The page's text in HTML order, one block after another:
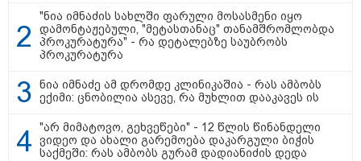
"ნია იმნაძის სახლში ფარული მოსასმენი იყო
დამონტაჟებული, "მეტასთანაც" თანამშრომლობდა
პროკურატურა" - რა დეტალებზე საუბრობს
პროკურატურა
ნია იმნაძე ამ დრომდე კლინიკაშია - რას ამბობს
ექიმი: ცნობილია ასევე, რა მუხლით დააკავეს ის
"არ მიმატოვო, გეხვეწები" - 12 წლის წინანდელი
ვიდეო და ახალი გარემოება დაკარგული ბიჭის
საქმეში: რას ამბობს გურამ დადიანიძის დედა